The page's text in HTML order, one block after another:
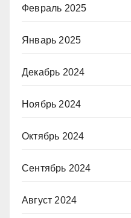
Февраль 2025
Январь 2025
Декабрь 2024
Ноябрь 2024
Октябрь 2024
Сентябрь 2024
Август 2024